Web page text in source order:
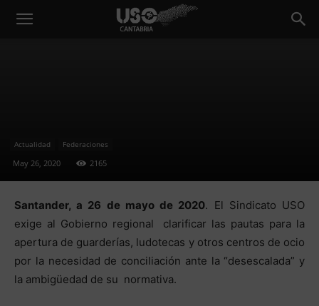
Actualidad Federaciones
May 26, 2020 2165
Santander, a 26 de mayo de 2020. El Sindicato USO
exige al Gobierno regional clarificar las pautas para la
apertura de guarderías, ludotecas y otros centros de ocio
por la necesidad de conciliación ante la “desescalada” y
la ambigüedad de su normativa.